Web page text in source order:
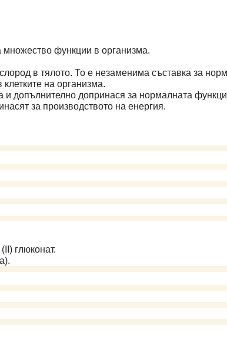
множество функции в организма.
в тялото. То е незаменима съставка за
на организма.
и допълнително допринася за нормалната
за производството на енергия.
глюконат.